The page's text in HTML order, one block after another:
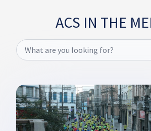
ACS IN THE